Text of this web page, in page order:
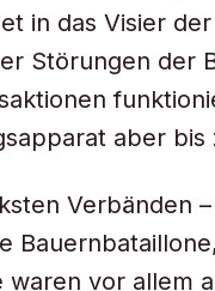
in das Visier
Störungen der
aber bis
Verbänden
waren vor allem